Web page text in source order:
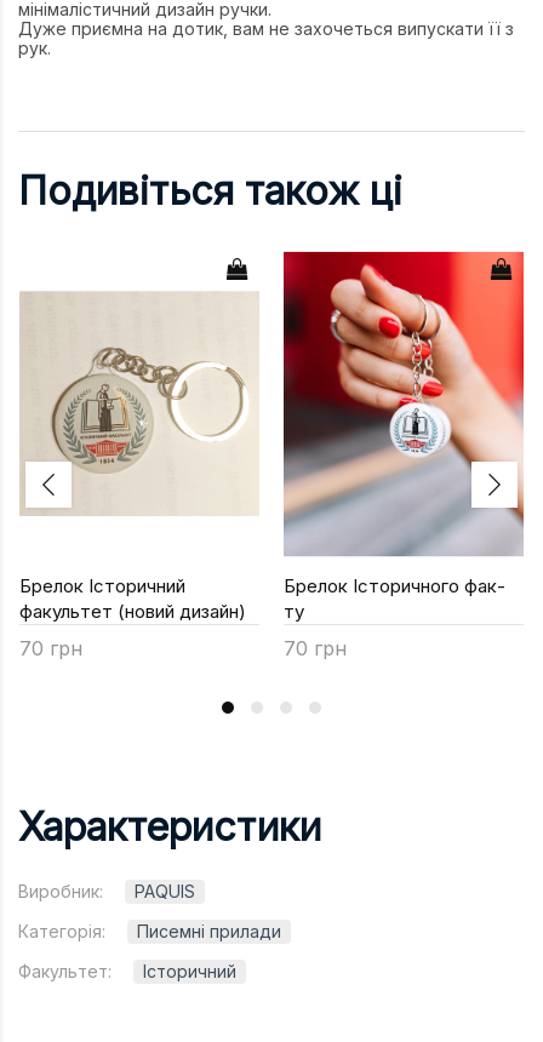
мінімалістичний дизайн ручки.
Дуже приємна на дотик, вам не захочеться випускати її з
рук.
Подивіться також ці
Брелок Історичний
факультет (новий дизайн)
70 грн
Брелок Історичного фак-
ту
70 грн
Характеристики
Виробник:
PAQUIS
Категорія:
Писемні прилади
Факультет:
Історичний